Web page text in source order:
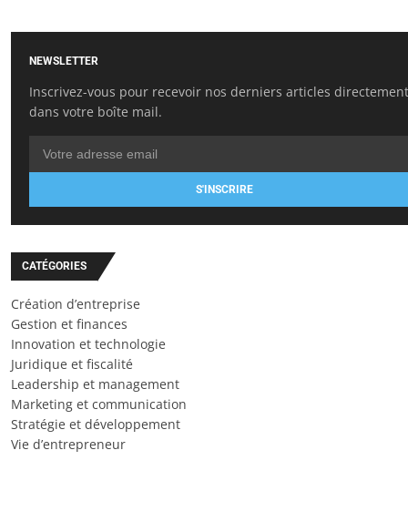
NEWSLETTER
Inscrivez-vous pour recevoir nos derniers articles directement
dans votre boîte mail.
S'INSCRIRE
CATÉGORIES
Création d’entreprise
Gestion et finances
Innovation et technologie
Juridique et fiscalité
Leadership et management
Marketing et communication
Stratégie et développement
Vie d’entrepreneur